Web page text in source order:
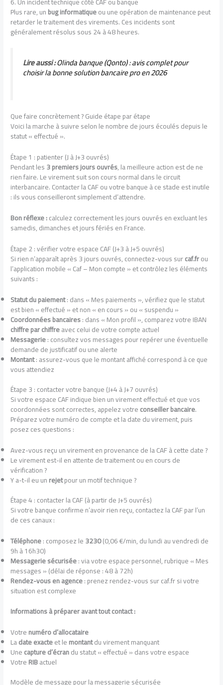
Plus rare, unbug informatiqueou une opération de maintenance peut
retarder le traitement des virements. Ces incidents sont
généralement résolus sous 24 à 48 heures.
Lire aussi :Olinda banque (Qonto) : avis complet pour
choisir la bonne solution bancaire pro en 2026
Que faire concrètement ? Guide étape par étape
Voici la marche à suivre selon le nombre de jours écoulés depuis le
statut « effectué ».
Étape 1 : patienter (J à J+3 ouvrés)
Pendant les3 premiers jours ouvrés, la meilleure action est de ne
rien faire. Le virement suit son cours normal dans le circuit
interbancaire. Contacter la CAF ou votre banque à ce stade est inutile
: ils vous conseilleront simplement d’attendre.
Bon réflexe :calculez correctement les jours ouvrés en excluant les
samedis, dimanches et jours fériés en France.
Étape 2 : vérifier votre espace CAF (J+3 à J+5 ouvrés)
Si rien n’apparaît après 3 jours ouvrés, connectez-vous surcaf.frou
l’application mobile « Caf – Mon compte » et contrôlez les éléments
suivants :
Statut du paiement: dans « Mes paiements », vérifiez que le statut
est bien « effectué » et non « en cours » ou « suspendu »
Coordonnées bancaires: dans « Mon profil », comparez votre IBAN
chiffre par chiffreavec celui de votre compte actuel
Messagerie: consultez vos messages pour repérer une éventuelle
demande de justificatif ou une alerte
Montant: assurez-vous que le montant affiché correspond à ce que
vous attendiez
Étape 3 : contacter votre banque (J+4 à J+7 ouvrés)
Si votre espace CAF indique bien un virement effectué et que vos
coordonnées sont correctes, appelez votreconseiller bancaire.
Préparez votre numéro de compte et la date du virement, puis
posez ces questions :
Avez-vous reçu un virement en provenance de la CAF à cette date ?
Le virement est-il en attente de traitement ou en cours de
vérification ?
Y a-t-il eu unrejetpour un motif technique ?
Étape 4 : contacter la CAF (à partir de J+5 ouvrés)
Si votre banque confirme n’avoir rien reçu, contactez la CAF par l’un
de ces canaux :
Téléphone: composez le3230(0,06 €/min, du lundi au vendredi de
9h à 16h30)
Messagerie sécurisée: via votre espace personnel, rubrique « Mes
messages » (délai de réponse : 48 à 72h)
Rendez-vous en agence: prenez rendez-vous sur caf.fr si votre
situation est complexe
Informations à préparer avant tout contact :
Votrenuméro d’allocataire
Ladate exacteet lemontantdu virement manquant
Unecapture d’écrandu statut « effectué » dans votre espace
VotreRIBactuel
Modèle de message pour la messagerie sécurisée